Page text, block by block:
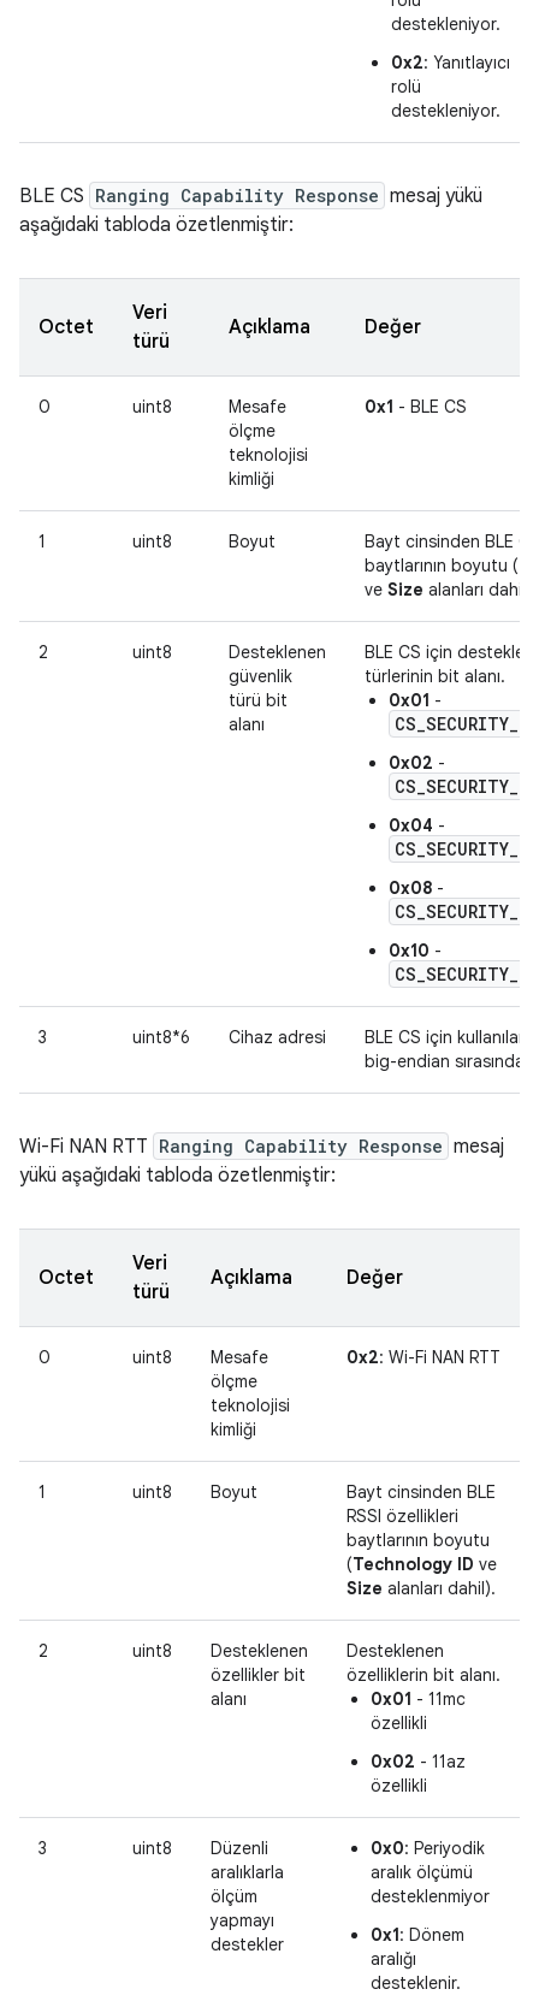
destekleniyor.
0x2: Yanıtlayıcı
rolü
destekleniyor.
BLE CS Ranging Capability Response mesaj yükü
aşağıdaki tabloda özetlenmiştir:
Octet
Veri
türü
Açıklama Değer
0 uint8
Mesafe
ölçme
teknolojisi
kimliği
0x1 - BLE CS
1 uint8 Boyut
Bayt cinsinden BLE
baytlarının boyutu (
ve Size alanları dahil).
2 uint8
Desteklenen
güvenlik
türü bit
alanı
BLE CS için
türlerinin bit alanı.
0x01 -
0x02 -
0x04 -
0x08 -
0x10 -
3 uint8*6 Cihaz adresi
BLE CS için kullanılan
big-endian
Wi-Fi NAN RTT Ranging Capability Response mesaj
yükü aşağıdaki tabloda özetlenmiştir:
Octet
Veri
türü
Açıklama Değer
0 uint8
Mesafe
ölçme
teknolojisi
kimliği
0x2: Wi-Fi NAN RTT
1 uint8 Boyut
Bayt cinsinden BLE
RSSI özellikleri
baytlarının boyutu
(Technology ID ve
Size alanları dahil).
2 uint8
Desteklenen
özellikler bit
alanı
Desteklenen
özelliklerin bit alanı.
0x01 - 11mc
özellikli
0x02 - 11az
özellikli
3 uint8
Düzenli
aralıklarla
ölçüm
yapmayı
destekler
0x0: Periyodik
aralık ölçümü
desteklenmiyor
0x1: Dönem
aralığı
desteklenir.